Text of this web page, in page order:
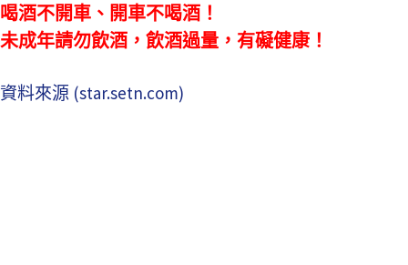
喝酒不開車、開車不喝酒！
未成年請勿飲酒，飲酒過量，有礙健康！
資料來源 (star.setn.com)